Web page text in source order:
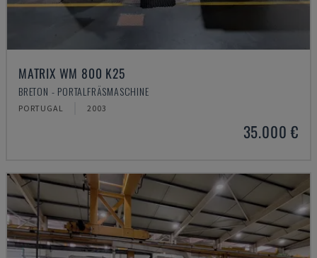
MATRIX WM 800 K25
BRETON - PORTALFRÄSMASCHINE
PORTUGAL 2003
35.000 €